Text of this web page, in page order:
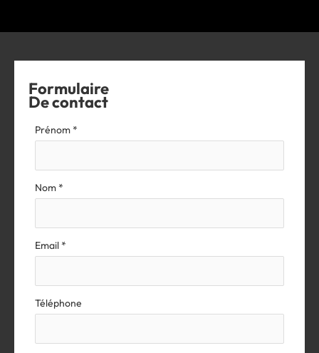
Formulaire
De contact
Formulaire
simple
Prénom *
Nom *
Email *
Téléphone